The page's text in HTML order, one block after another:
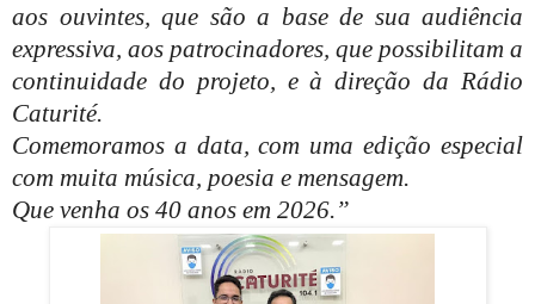
aos ouvintes, que são a base de sua audiência
expressiva, aos patrocinadores, que possibilitam a
continuidade do projeto, e à direção da Rádio
Caturité.
Comemoramos a data, com uma edição especial
com muita música, poesia e mensagem.
Que venha os 40 anos em 2026.”